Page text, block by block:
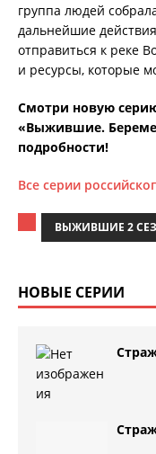
группа людей
дальнейшие
отправиться к реке
и ресурсы, которые
Смотри новую
«Выжившие.
подробности!
Все серии
ВЫЖИВШИЕ 2
НОВЫЕ СЕРИИ